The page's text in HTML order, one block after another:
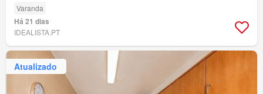
Varanda
Há 21 dias
IDEALISTA.PT
Atualizado